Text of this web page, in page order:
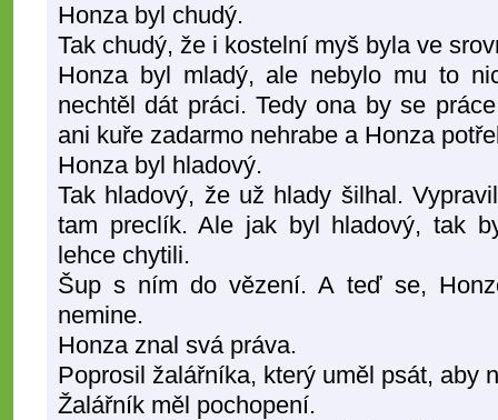
Honza byl chudý.
Tak chudý, že i kostelní myš byla ve
Honza byl mladý, ale nebylo mu to
nechtěl dát práci. Tedy ona by se
ani kuře zadarmo nehrabe a Honza
Honza byl hladový.
Tak hladový, že už hlady šilhal.
tam preclík. Ale jak byl hladový, tak
lehce chytili.
Šup s ním do vězení. A teď se,
nemine.
Honza znal svá práva.
Poprosil žalářníka, který uměl psát, aby
Žalářník měl pochopení.